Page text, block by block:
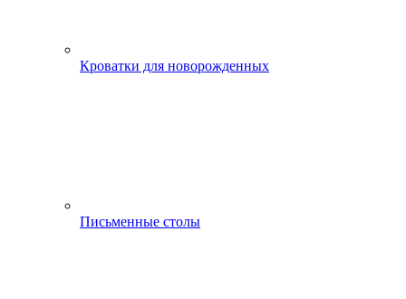
Кроватки для новорожденных
Письменные столы